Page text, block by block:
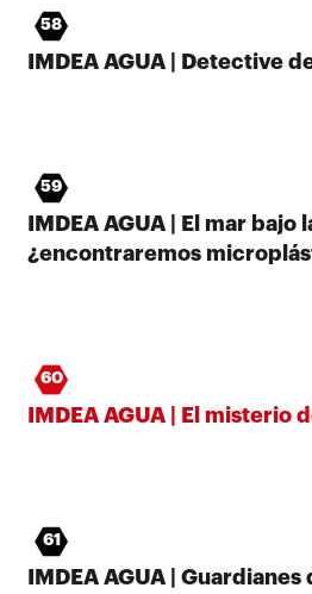
58
IMDEA AGUA | Detective
59
IMDEA AGUA | El mar bajo
¿encontraremos
60
IMDEA AGUA | El misterio
61
IMDEA AGUA |